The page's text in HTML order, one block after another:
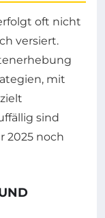
oft nicht
versiert.
mit
sind
2025 noch